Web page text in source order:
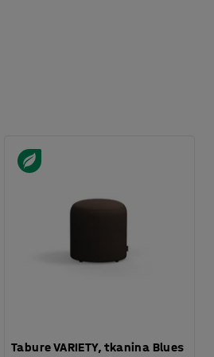
Tabure VARIETY, tkanina Blues